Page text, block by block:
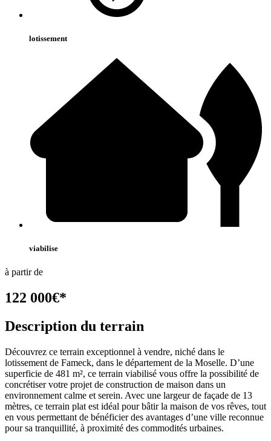
lotissement
viabilise
à partir de
122 000€*
Description du terrain
Découvrez ce terrain exceptionnel à vendre, niché dans le
lotissement de Fameck, dans le département de la Moselle. D’une
superficie de 481 m², ce terrain viabilisé vous offre la possibilité de
concrétiser votre projet de construction de maison dans un
environnement calme et serein. Avec une largeur de façade de 13
mètres, ce terrain plat est idéal pour bâtir la maison de vos rêves, tout
en vous permettant de bénéficier des avantages d’une ville reconnue
pour sa tranquillité, à proximité des commodités urbaines.